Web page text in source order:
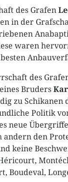
des Grafen
in der
waren
des
Bruders
zu Schikanen
Politik
neue
andern den
keine
Boudeval,